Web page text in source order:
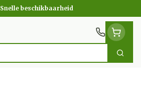
Snelle beschikbaarheid
Zoek